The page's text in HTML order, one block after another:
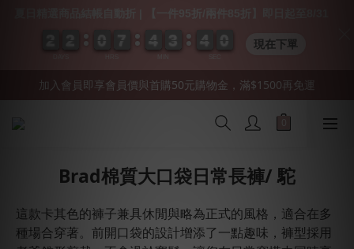
加入會員即享會員價與首購50元購物金，滿$1500再免運
Brad棉質大口袋日常長褲/ 駝
這款卡其色的褲子兼具休閒與略為正式的風格，適合在多
種場合穿著。前開口袋的設計增添了一點趣味，褲型採用
7777 4
4
4
4 3
3
3
3 4
4
3 0
0
0
0
9 現在下單